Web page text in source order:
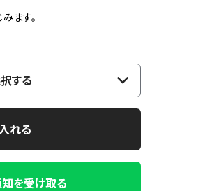
ます。
する
れる
を受け取る